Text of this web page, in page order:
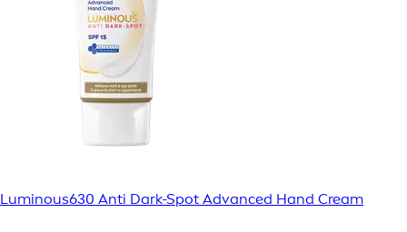
Luminous630 Anti Dark-Spot Advanced Hand Cream